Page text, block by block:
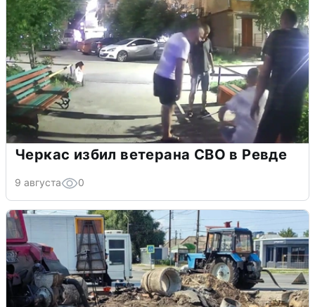
Черкас избил ветерана СВО в Ревде
9 августа 0